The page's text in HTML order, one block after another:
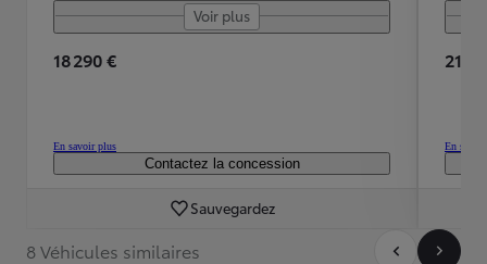
Voir plus
18 290 €
En savoir plus
Contactez la concession
Sauvegardez
21
En
8 Véhicules similaires